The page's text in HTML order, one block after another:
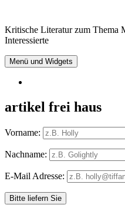
Inhalt
Kritische Literatur zum Thema
Interessierte
Menü und Widgets
artikel frei haus
Vorname:
Nachname:
E-Mail Adresse: